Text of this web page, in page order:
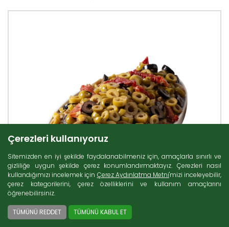
Çerezleri kullanıyoruz
Sitemizden en iyi şekilde faydalanabilmeniz için, amaçlarla sınırlı ve
gizliliğe uygun şekilde çerez konumlandırmaktayız. Çerezleri nasıl
kullandığımızı incelemek için Çerez Aydınlatma Metni'mizi inceleyebilir,
çerez kategorilerini, çerez özelliklerini ve kullanım amaçlarını
öğrenebilirsiniz.
TÜMÜNÜ REDDET TÜMÜNÜ KABUL ET